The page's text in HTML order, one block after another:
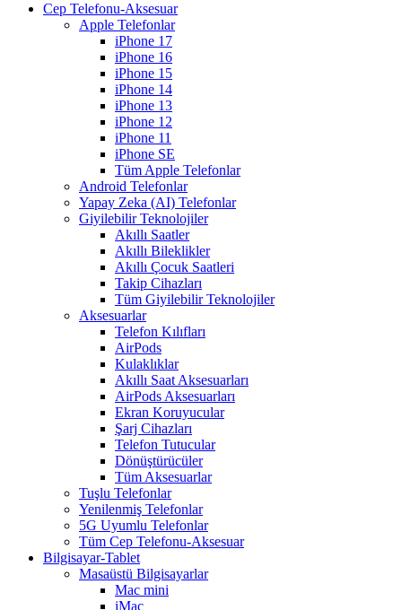
Cep Telefonu-Aksesuar
Apple Telefonlar
iPhone 17
iPhone 16
iPhone 15
iPhone 14
iPhone 13
iPhone 12
iPhone 11
iPhone SE
Tüm Apple Telefonlar
Android Telefonlar
Yapay Zeka (AI) Telefonlar
Giyilebilir Teknolojiler
Akıllı Saatler
Akıllı Bileklikler
Akıllı Çocuk Saatleri
Takip Cihazları
Tüm Giyilebilir Teknolojiler
Aksesuarlar
Telefon Kılıfları
AirPods
Kulaklıklar
Akıllı Saat Aksesuarları
AirPods Aksesuarları
Ekran Koruyucular
Şarj Cihazları
Telefon Tutucular
Dönüştürücüler
Tüm Aksesuarlar
Tuşlu Telefonlar
Yenilenmiş Telefonlar
5G Uyumlu Telefonlar
Tüm Cep Telefonu-Aksesuar
Bilgisayar-Tablet
Masaüstü Bilgisayarlar
Mac mini
iMac